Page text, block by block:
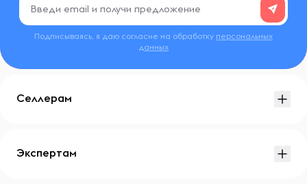
Подписываясь, я даю согласие на обработку персональных
данных
Селлерам
Экспертам